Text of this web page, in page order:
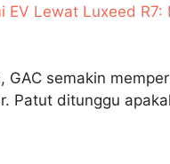
EV Lewat Luxeed
GAC semakin
Patut ditunggu